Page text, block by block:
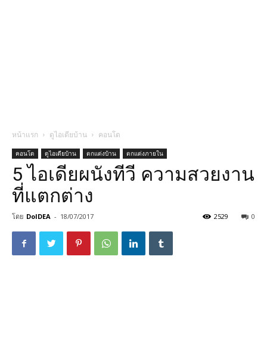
หน้าแรก ดูไอเดียบ้าน คอนโด
คอนโด ดูไอเดียบ้าน ตกแต่งบ้าน ตกแต่งภายใน
5 ไอเดียผนังทีวี ความสวยงาน
ที่แตกต่าง
โดย DoIDEA - 18/07/2017 0
2529